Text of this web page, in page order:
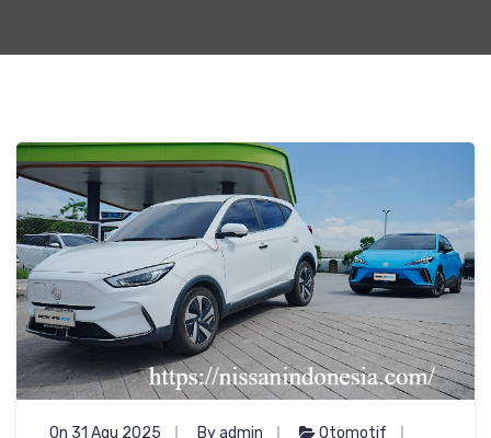
On 31 Agu 2025 By admin
Otomotif